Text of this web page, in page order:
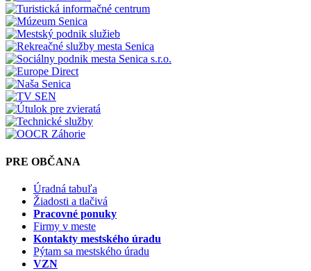
PRE OBČANA
Úradná tabuľa
Žiadosti a tlačivá
Pracovné ponuky
Firmy v meste
Kontakty mestského úradu
Pýtam sa mestského úradu
VZN